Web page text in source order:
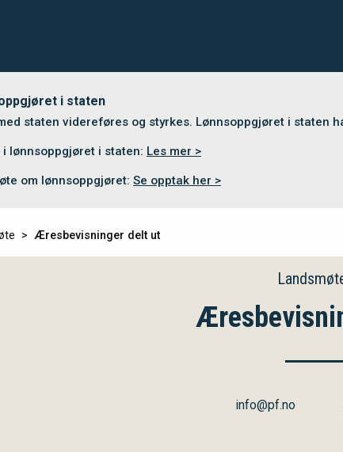
i staten
staten videreføres og styrkes. Lønnsoppgjøret i staten
lønnsoppgjøret i staten: Les mer >
om lønnsoppgjøret: Se opptak her >
Æresbevisninger delt ut
info@pf.no